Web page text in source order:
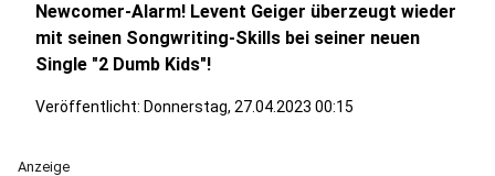
Newcomer-Alarm! Levent Geiger überzeugt wieder
mit seinen Songwriting-Skills bei seiner neuen
Single "2 Dumb Kids"!
Veröffentlicht: Donnerstag, 27.04.2023 00:15
Anzeige